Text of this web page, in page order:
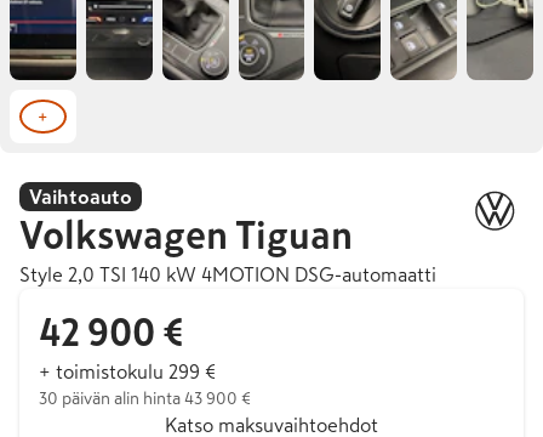
+
Vaihtoauto
Volkswagen Tiguan
Style 2,0 TSI 140 kW 4MOTION DSG-automaatti
42 900 €
+ toimistokulu 299 €
30 päivän alin hinta 43 900 €
Katso maksuvaihtoehdot